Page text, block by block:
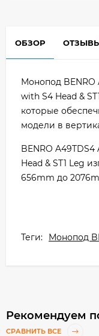
ОБЗОР
Монопод
with S4 Head &
которые
модели в
BENRO
Head & ST1 Leg
656mm до
Теги: Монопод
Рекомендуем
СРАВНИТЬ ВСЕ